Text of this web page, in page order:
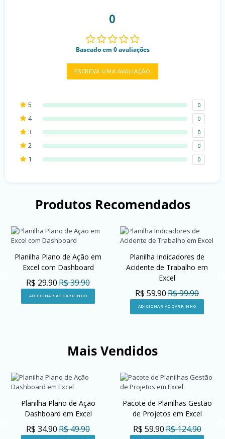
0
Baseado em 0 avaliações
ESCREVA UMA AVALIAÇÃO
5 0
4 0
3 0
2 0
1 0
Produtos Recomendados
Planilha Plano de Ação em
Excel com Dashboard
R$ 29.90R$ 39.90
ADICIONAR AO CARRINHO
Planilha Indicadores de
Acidente de Trabalho em
Excel
R$ 59.90R$ 99.90
ADICIONAR AO CARRINHO
Mais Vendidos
Planilha Plano de Ação
Dashboard em Excel
R$ 34.90R$ 49.90
Pacote de Planilhas Gestão
de Projetos em Excel
R$ 59.90R$ 124.90